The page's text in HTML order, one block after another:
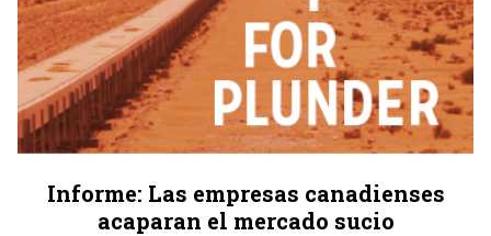
Informe: Las empresas canadienses
acaparan el mercado sucio